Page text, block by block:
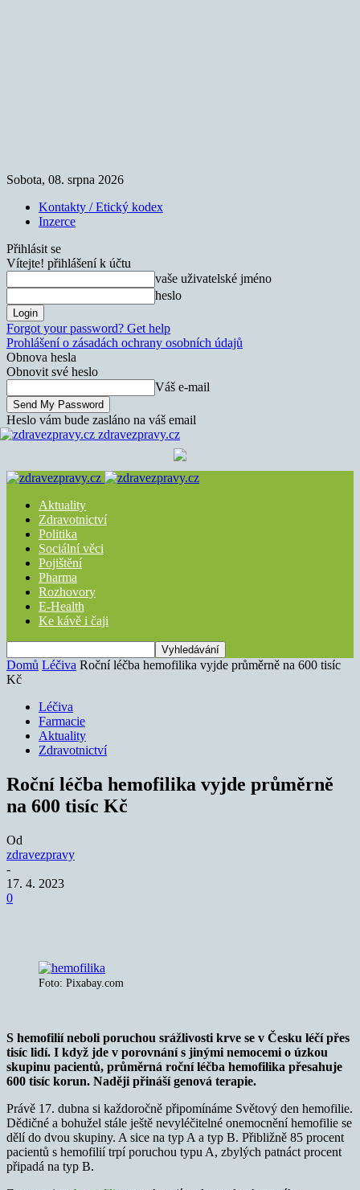
Sobota, 08. srpna 2026
Kontakty / Etický kodex
Inzerce
Přihlásit se
Vítejte! přihlášení k účtu
vaše uživatelské jméno
heslo
Forgot your password? Get help
Prohlášení o zásadách ochrany osobních údajů
Obnova hesla
Obnovit své heslo
Váš e-mail
Heslo vám bude zasláno na váš email
zdravezpravy.cz
Aktuality
Zdravotnictví
Politika
Sociální věci
Pojištění
Pharma
Rozhovory
E-Health
Ke kávě i čaji
Domů Léčiva Roční léčba hemofilika vyjde průměrně na 600 tisíc
Kč
Léčiva
Farmacie
Aktuality
Zdravotnictví
Roční léčba hemofilika vyjde průměrně
na 600 tisíc Kč
Od
zdravezpravy
-
17. 4. 2023
0
Foto: Pixabay.com
S hemofilií neboli poruchou srážlivosti krve se v Česku léčí přes
tisíc lidí. I když jde v porovnání s jinými nemocemi o úzkou
skupinu pacientů, průměrná roční léčba hemofilika přesahuje
600 tisíc korun. Naději přináší genová terapie.
Právě 17. dubna si každoročně připomínáme Světový den hemofilie.
Dědičné a bohužel stále ještě nevyléčitelné onemocnění hemofilie se
dělí do dvou skupiny. A sice na typ A a typ B. Přibližně 85 procent
pacientů s hemofilií trpí poruchou typu A, zbylých patnáct procent
připadá na typ B.